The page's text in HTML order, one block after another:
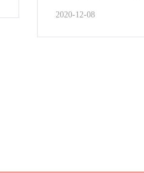
的，因为作为行业来说
2020-12-08